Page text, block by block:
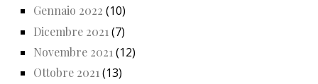
Gennaio 2022 (10)
Dicembre 2021 (7)
Novembre 2021 (12)
Ottobre 2021 (13)